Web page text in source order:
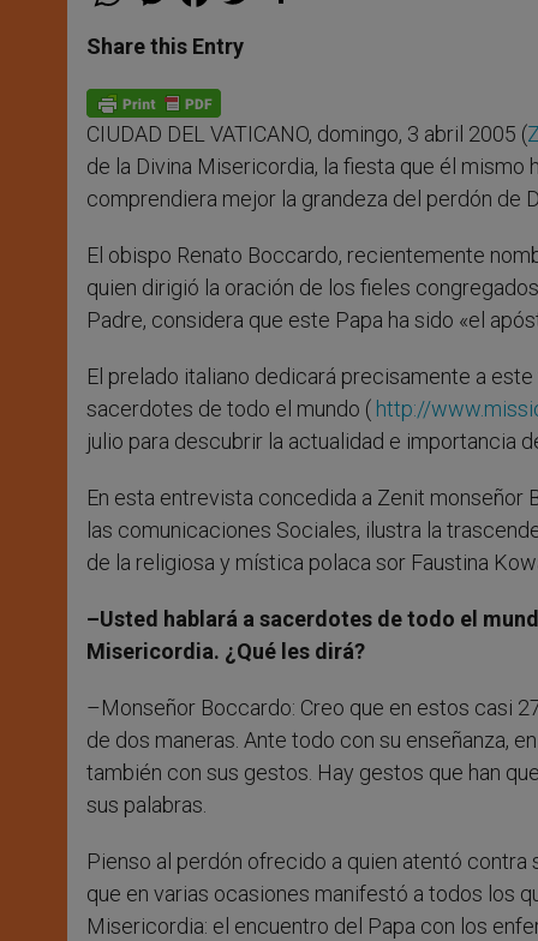
t
s
p
p
s
e
g
e
r
e
b
o
k
Share this Entry
CIUDAD DEL VATICANO, domingo, 3 abril 2005 (
de la Divina Misericordia, la fiesta que él
comprendiera mejor la grandeza del perdón de
El obispo Renato Boccardo, recientemente
quien dirigió la oración de los fieles
Padre, considera que este Papa ha sido «el
El prelado italiano dedicará precisamente a
sacerdotes de todo el mundo ( http://
julio para descubrir la actualidad e importancia
En esta entrevista concedida a Zenit
las comunicaciones Sociales, ilustra la
de la religiosa y mística polaca sor Faustina
–Usted hablará a sacerdotes de todo el
Misericordia. ¿Qué les dirá?
–Monseñor Boccardo: Creo que en estos casi
de dos maneras. Ante todo con su enseñanza,
también con sus gestos. Hay gestos que han
sus palabras.
Pienso al perdón ofrecido a quien atentó contra
que en varias ocasiones manifestó a todos los
Misericordia: el encuentro del Papa con los